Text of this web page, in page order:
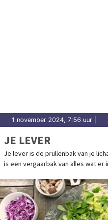
1 november 2024, 7:56 uur
JE LEVER
Je lever is de prullenbak van je
is een vergaarbak van alles wat er